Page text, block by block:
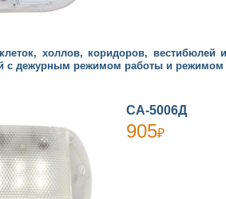
холлов, коридоров,
дежурным режимом работы и режимом
СА-5006Д
905₽